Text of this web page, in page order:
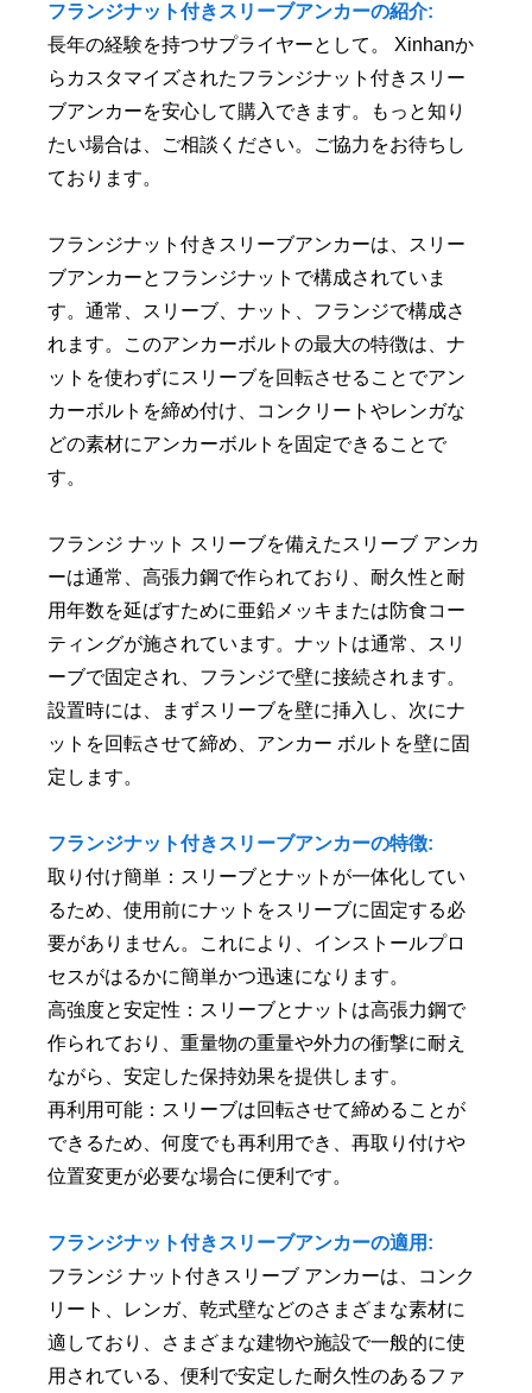
フランジナット付きスリーブアンカーの紹介:
長年の経験を持つサプライヤーとして。 Xinhanか
らカスタマイズされたフランジナット付きスリー
ブアンカーを安心して購入できます。もっと知り
たい場合は、ご相談ください。ご協力をお待ちし
ております。
フランジナット付きスリーブアンカーは、スリー
ブアンカーとフランジナットで構成されていま
す。通常、スリーブ、ナット、フランジで構成さ
れます。このアンカーボルトの最大の特徴は、ナ
ットを使わずにスリーブを回転させることでアン
カーボルトを締め付け、コンクリートやレンガな
どの素材にアンカーボルトを固定できることで
す。
フランジ ナット スリーブを備えたスリーブ アンカ
ーは通常、高張力鋼で作られており、耐久性と耐
用年数を延ばすために亜鉛メッキまたは防食コー
ティングが施されています。ナットは通常、スリ
ーブで固定され、フランジで壁に接続されます。
設置時には、まずスリーブを壁に挿入し、次にナ
ットを回転させて締め、アンカー ボルトを壁に固
定します。
フランジナット付きスリーブアンカーの特徴:
取り付け簡単：スリーブとナットが一体化してい
るため、使用前にナットをスリーブに固定する必
要がありません。これにより、インストールプロ
セスがはるかに簡単かつ迅速になります。
高強度と安定性：スリーブとナットは高張力鋼で
作られており、重量物の重量や外力の衝撃に耐え
ながら、安定した保持効果を提供します。
再利用可能：スリーブは回転させて締めることが
できるため、何度でも再利用でき、再取り付けや
位置変更が必要な場合に便利です。
フランジナット付きスリーブアンカーの適用:
フランジ ナット付きスリーブ アンカーは、コンク
リート、レンガ、乾式壁などのさまざまな素材に
適しており、さまざまな建物や施設で一般的に使
用されている、便利で安定した耐久性のあるファ